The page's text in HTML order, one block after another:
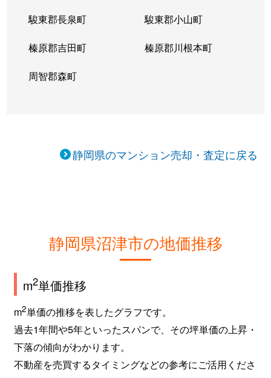
駿東郡長泉町 駿東郡小山町
榛原郡吉田町 榛原郡川根本町
周智郡森町
静岡県のマンション売却・査定に戻る
静岡県沼津市の地価推移
m2単価推移
m2単価の推移を表したグラフです。
過去1年間や5年といったスパンで、その坪単価の上昇・
下落の傾向がわかります。
不動産を売買するタイミングなどの参考にご活用くださ